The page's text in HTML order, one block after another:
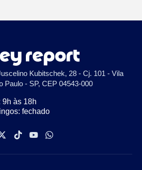
Kubitschek, 28 - Cj. 101 - Vila
Paulo - SP, CEP 04543-000
9h às 18h
fechado